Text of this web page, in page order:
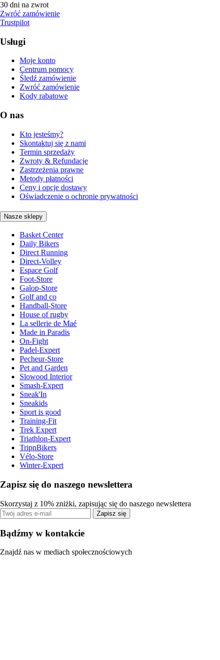
30 dni na zwrot
Zwróć zamówienie
Trustpilot
Usługi
Moje konto
Centrum pomocy
Śledź zamówienie
Zwróć zamówienie
Kody rabatowe
O nas
Kto jesteśmy?
Skontaktuj się z nami
Termin sprzedaży
Zwroty & Refundacje
Zastrzeżenia prawne
Metody płatności
Ceny i opcje dostawy
Oświadczenie o ochronie prywatności
Nasze sklepy
Basket Center
Daily Bikers
Direct Running
Direct-Volley
Espace Golf
Foot-Store
Galop-Store
Golf and co
Handball-Store
House of rugby
La sellerie de Maé
Made in Paradis
On-Fight
Padel-Expert
Pecheur-Store
Pet and Garden
Slowood Interior
Smash-Expert
Sneak'In
Sneakids
Sport is good
Training-Fit
Trek Expert
Triathlon-Expert
TripnBikers
Vélo-Store
Winter-Expert
Zapisz się do naszego newslettera
Skorzystaj z 10% zniżki, zapisując się do naszego newslettera
Zapisz się
Bądźmy w kontakcie
Znajdź nas w mediach społecznościowych